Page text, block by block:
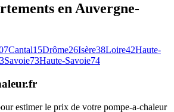
enAuvergne-
Cantal15Drôme26Isère38Loire42Haute-
Savoie73Haute-Savoie74
.fr
estimer le prix de votre pompe-a-chaleur